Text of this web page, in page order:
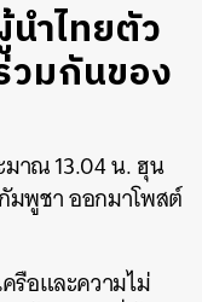
ำไทยตัว
วมกันของ
มาณ 13.04 น. ฮุน
มพูชา ออกมาโพสต์
รือและความไม่